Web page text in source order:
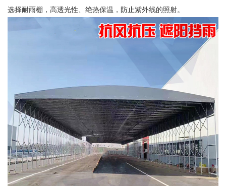
选择耐雨棚，高透光性、绝热保温，防止紫外线的照射。